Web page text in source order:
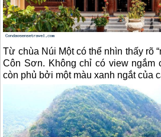
Từ chùa Núi Một có thể nhìn thấy rõ
Côn Sơn. Không chỉ có view ngắm
còn phủ bởi một màu xanh ngắt của